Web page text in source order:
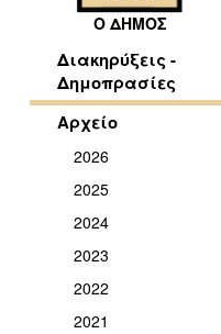
Ο ΔΗΜΟΣ
Διακηρύξεις -
Δημοπρασίες
Αρχείο
2026
2025
2024
2023
2022
2021